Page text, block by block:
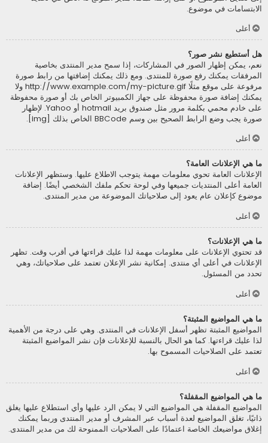
الابتسامات في موضوع.
أعلى
هل أستطيع نشر صور؟
نعم، يمكن إظهار الصور في المشاركات، إذا سمح مدير المنتدى بخاصية
المرفقات يمكنك رفع صورة للمنتدى. ومع ذلك يمكنك إضافتها من رابط صورة
مرفوعة على موقع مثلًا http://www.example.com/my-picture.gif ولا
يمكنك إضافة صورة محفوظة على جهاز الكمبيوتر الخاص بك أو صورة محفوظة
على خادم محمي بكلمة مرور مثل صندوق بريد hotmail أو Yahoo. لإظهار
صورة يجب وضع الرابط الصحيح بين وسم BBCode الخاص بذلك [img].
أعلى
ما هي الإعلانات العامة؟
الإعلانات العامة تحوي معلومات مهمة يتوجب الاطلاع عليها. وستظهر الإعلانات
العامة أعلى المنتديات جميعها وفي لوحة تحكم ملفك الشخصي أيضًا. إضافة
موضوع كإعلان عام يعود إلى صلاحياتك الموضوعة من مدير المنتدى.
أعلى
ما هي الإعلانات؟
قد تحتوي الإعلانات على معلومات مهمة لذا عليك قراءتها في أقرب وقت. تظهر
الإعلانات في أعلى أي منتدى. إمكانية نشر الإعلان تعتمد على صلاحياتك، وهي
تحدد من المسئول.
أعلى
ما هي المواضيع المثبتة؟
المواضيع المثبتة تظهر أسفل الإعلانات في المنتدى. وهي على درجة من الأهمية
لذا عليك قراءتها. كما هو الحال بالنسبة للإعلانات فإن نشر المواضيع المثبتة
تعتمد على الصلاحيات المسموح بها.
أعلى
ما هي المواضيع المقفلة؟
المواضيع المقفلة هي المواضيع التي لا يمكن الرد عليها وأي استطلاع عليها يغلق
ذاتيًا، تغلق المواضيع لعدة أسباب عبر المشرف أو مدير المنتدى وربما يمكنك
إغلاق مواضيعك الخاصة اعتمادًا على الصلاحيات الممنوحة لك من مدير المنتدى.